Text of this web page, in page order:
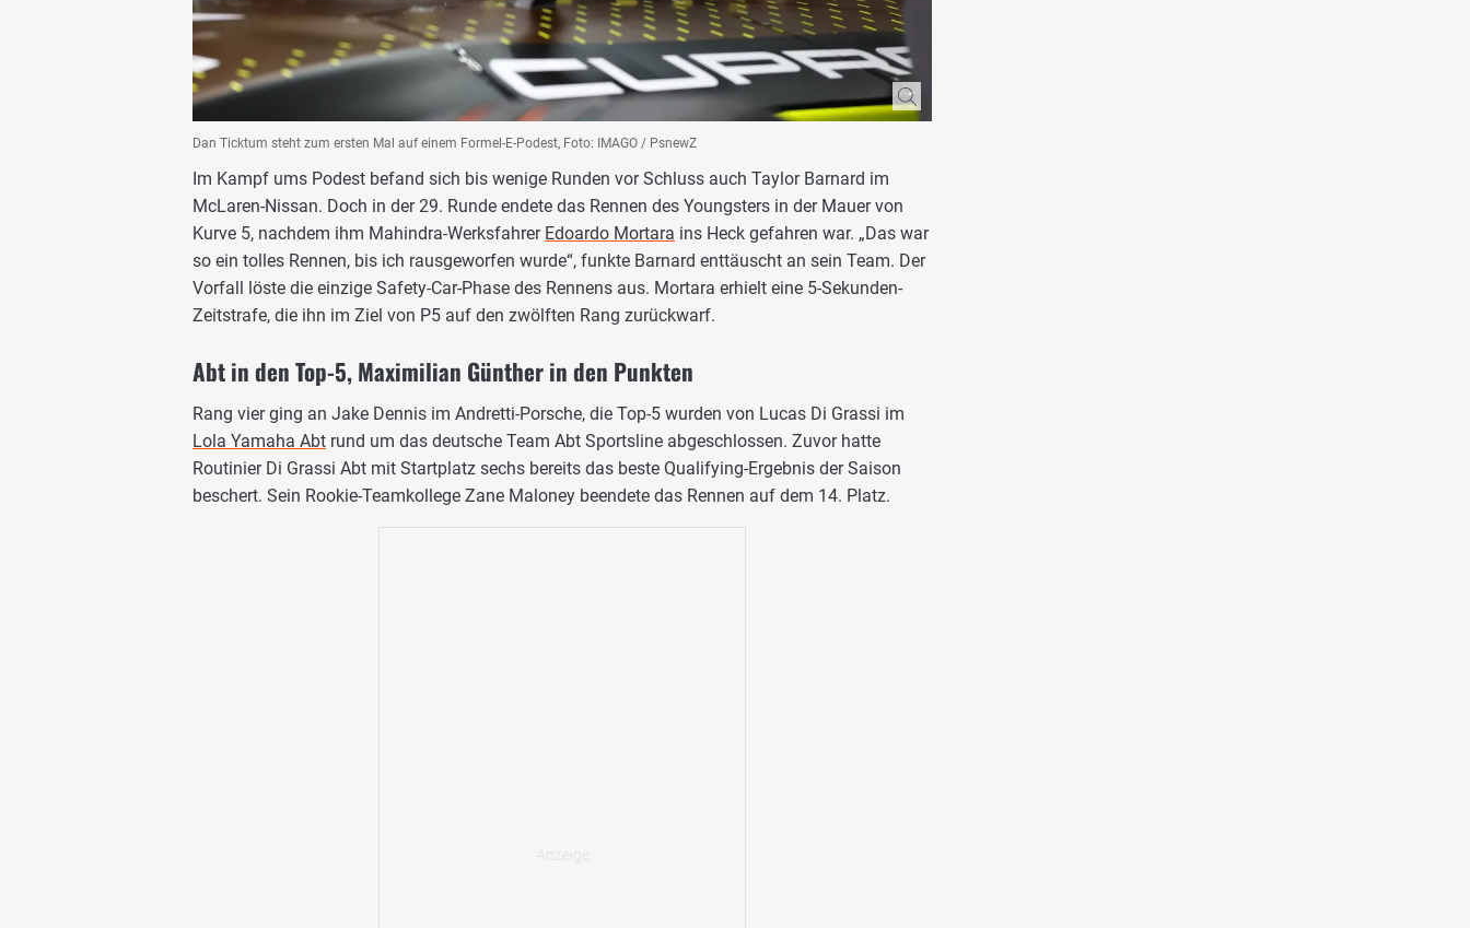
Dan Ticktum steht zum ersten Mal auf einem Formel-E-Podest, Foto: IMAGO / PsnewZ
Im Kampf ums Podest befand sich bis wenige Runden vor Schluss auch Taylor Barnard im
McLaren-Nissan. Doch in der 29. Runde endete das Rennen des Youngsters in der Mauer von
Kurve 5, nachdem ihm Mahindra-Werksfahrer Edoardo Mortara ins Heck gefahren war. „Das war
so ein tolles Rennen, bis ich rausgeworfen wurde“, funkte Barnard enttäuscht an sein Team. Der
Vorfall löste die einzige Safety-Car-Phase des Rennens aus. Mortara erhielt eine 5-Sekunden-
Zeitstrafe, die ihn im Ziel von P5 auf den zwölften Rang zurückwarf.
Abt in den Top-5, Maximilian Günther in den Punkten
Rang vier ging an Jake Dennis im Andretti-Porsche, die Top-5 wurden von Lucas Di Grassi im
Lola Yamaha Abt rund um das deutsche Team Abt Sportsline abgeschlossen. Zuvor hatte
Routinier Di Grassi Abt mit Startplatz sechs bereits das beste Qualifying-Ergebnis der Saison
beschert. Sein Rookie-Teamkollege Zane Maloney beendete das Rennen auf dem 14. Platz.